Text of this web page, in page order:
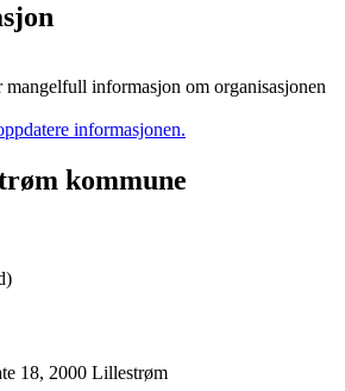
informasjon om organisasjonen
informasjonen.
kommune
18, 2000 Lillestrøm